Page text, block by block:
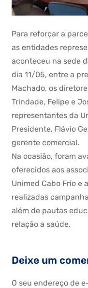
Para reforçar a
as entidades
aconteceu na sede
dia 11/05, entre a
Machado, os
Trindade, Felipe e
representantes da
Presidente, Flávio
gerente comercial.
Na ocasião, foram
oferecidos aos
Unimed Cabo Frio e
realizadas
além de pautas
relação a saúde.
Deixe um
O seu endereço de